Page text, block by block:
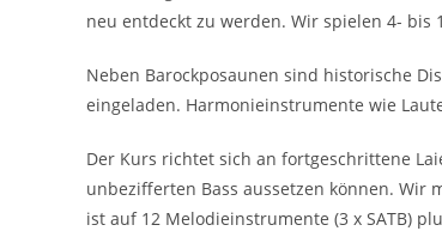
neu entdeckt zu werden. Wir spielen 4- bis
Neben Barockposaunen sind historische
eingeladen. Harmonieinstrumente wie
Der Kurs richtet sich an fortgeschrittene
unbezifferten Bass aussetzen können. Wir
ist auf 12 Melodie­instrumente (3 x SATB)